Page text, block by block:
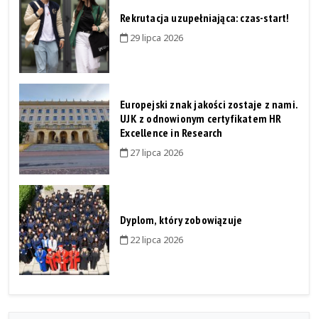
Rekrutacja uzupełniająca: czas-start!
29 lipca 2026
Europejski znak jakości zostaje z nami.
UJK z odnowionym certyfikatem HR
Excellence in Research
27 lipca 2026
Dyplom, który zobowiązuje
22 lipca 2026